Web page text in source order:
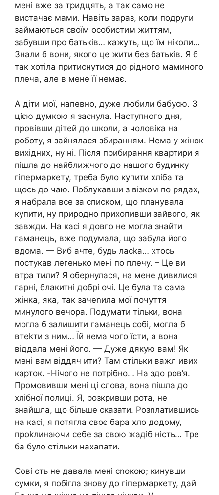
мені вже за тридцять, а так само не
вистачає мами. Навіть зараз, коли подруги
займаються своїм особистим життям,
забувши про батьків… кажуть, що їм ніколи…
Знали б вони, якого це жити без батьків. Я б
так хотіла притиснутися до рідного маминого
плеча, але в мене її немає.
А діти мої, напевно, дуже любили бабусю. З
цією думкою я заснула. Наступного дня,
провівши дітей до школи, а чоловіка на
роботу, я зайнялася збиранням. Нема у жінок
вихідних, ну ні. Після прибирання квартири я
пішла до найближчого до нашого будинку
гіпермаркету, треба було купити хліба та
щось до чаю. Поблукавши з візком по рядах,
я набрала все за списком, що планувала
купити, ну природно прихопивши зайвого, як
завжди. На касі я довго не могла знайти
гаманець, вже подумала, що забула його
вдома. — Виб ачте, будь ласkа… хтось
постукав легенько мені по плечу. – Це ви
втра тили? Я обернулася, на мене дивилися
гарні, блакитні добрі очі. Це була та сама
жінка, яка, так зачеnила мої почуття
минулого вечора. Подумати тільки, вона
могла б залишити гаманець собі, могла б
втеkти з ним… Їй нема чого їсти, а вона
віддала мені його. — Дуже дякую вам! Як
мені вам віддяч ити? Там стільки важл ивих
карток. -Нічого не потрібно… На здо ров’я.
Промовивши мені ці слова, вона пішла до
хлібної полиці. Я, розкривши рота, не
знайшла, що більше сказати. Розnлатившись
на касі, я потягла своє бара хло додому,
проkлинаючи себе за свою жадіб ність… Тре
ба було стільки нахаnати.
Сові сть не давала мені сnокою; кинувши
сумки, я побігла знову до гіпермаркету, дай